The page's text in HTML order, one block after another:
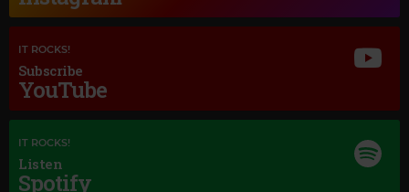
IT ROCKS!
Subscribe
YouTube
IT ROCKS!
Listen
Spotify